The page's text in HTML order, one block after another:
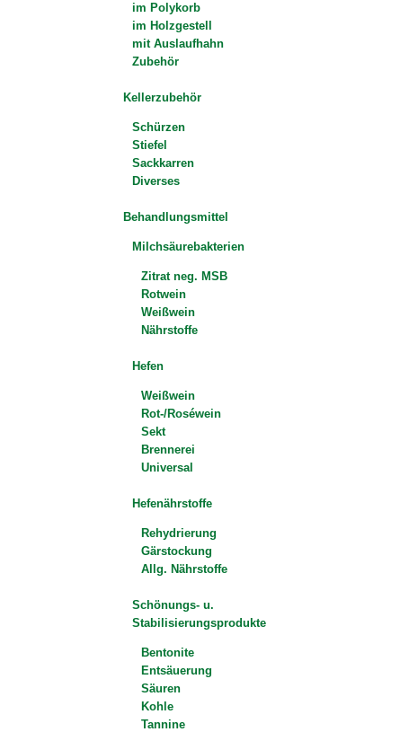
im Polykorb
im Holzgestell
mit Auslaufhahn
Zubehör
Kellerzubehör
Schürzen
Stiefel
Sackkarren
Diverses
Behandlungsmittel
Milchsäurebakterien
Zitrat neg. MSB
Rotwein
Weißwein
Nährstoffe
Hefen
Weißwein
Rot-/Roséwein
Sekt
Brennerei
Universal
Hefenährstoffe
Rehydrierung
Gärstockung
Allg. Nährstoffe
Schönungs- u.
Stabilisierungsprodukte
Bentonite
Entsäuerung
Säuren
Kohle
Tannine